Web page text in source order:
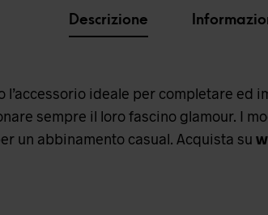
Descrizione
l’accessorio ideale per completare
sempre il loro fascino glamour. I
un abbinamento casual. Acquista su